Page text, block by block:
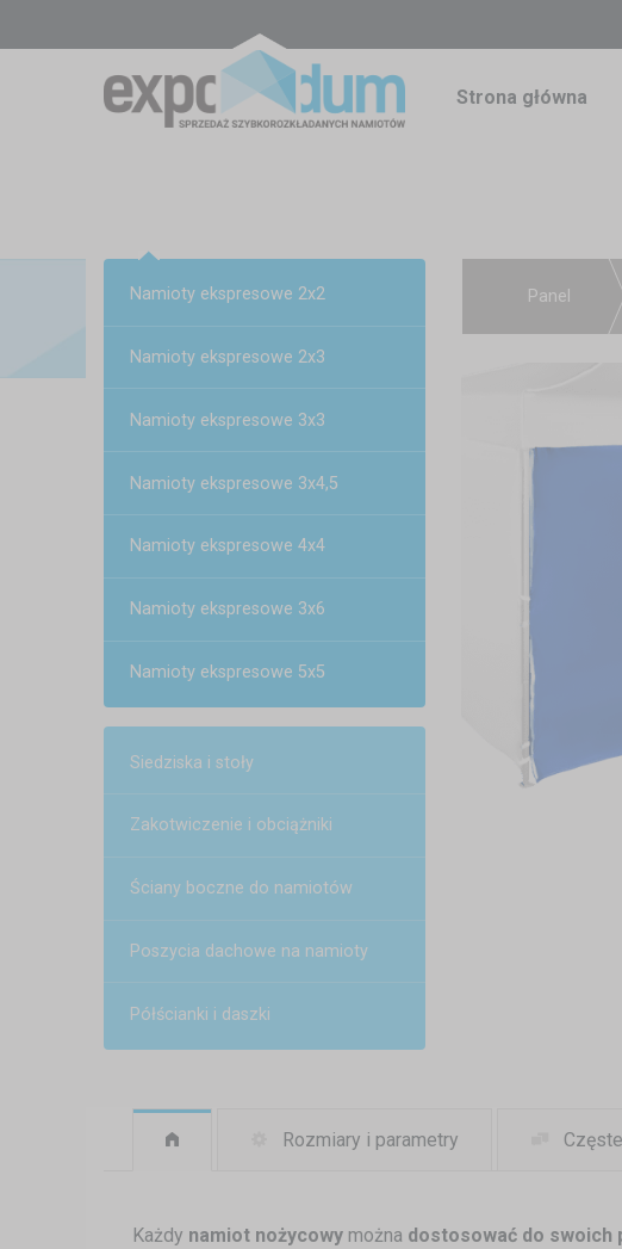
Strona główna
Namioty ekspresowe 2x2
Namioty ekspresowe 2x3
Namioty ekspresowe 3x3
Namioty ekspresowe 3x4,5
Namioty ekspresowe 4x4
Namioty ekspresowe 3x6
Namioty ekspresowe 5x5
Siedziska i stoły
Zakotwiczenie i obciążniki
Ściany boczne do namiotów
Poszycia dachowe na namioty
Półścianki i daszki
Panel
Rozmiary i parametry
Każdy namiot nożycowy można dostosować do swoich